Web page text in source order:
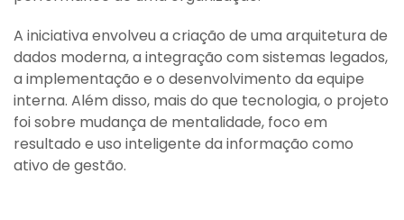
A iniciativa envolveu a criação de uma arquitetura de
dados moderna, a integração com sistemas legados,
a implementação e o desenvolvimento da equipe
interna. Além disso, mais do que tecnologia, o projeto
foi sobre mudança de mentalidade, foco em
resultado e uso inteligente da informação como
ativo de gestão.